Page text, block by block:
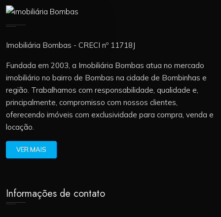
Imobiliária Bombas - CRECI nº 11718J
Fundada em 2003, a Imobiliária Bombas atua no mercado
imobiliário no bairro de Bombas na cidade de Bombinhas e
região. Trabalhamos com responsabilidade, qualidade e,
principalmente, compromisso com nossos clientes,
oferecendo imóveis com exclusividade para compra, venda e
locação.
VER MAIS
Informações de contato